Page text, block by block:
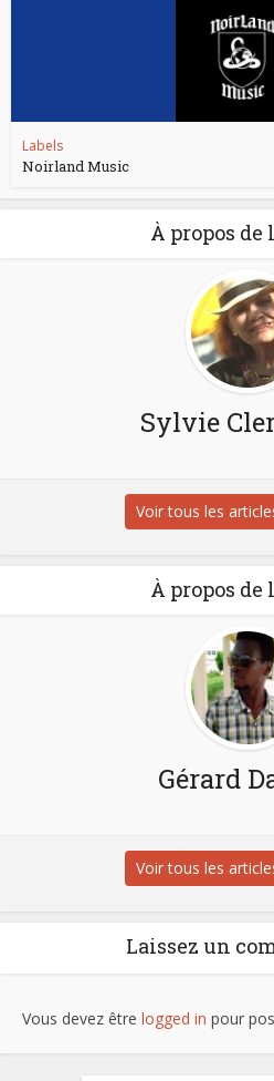
Labels
Noirland Music
À propos
Sylvie
Voir tous les
À propos
Gérard
Voir tous les
Laissez un
Vous devez être logged in pour